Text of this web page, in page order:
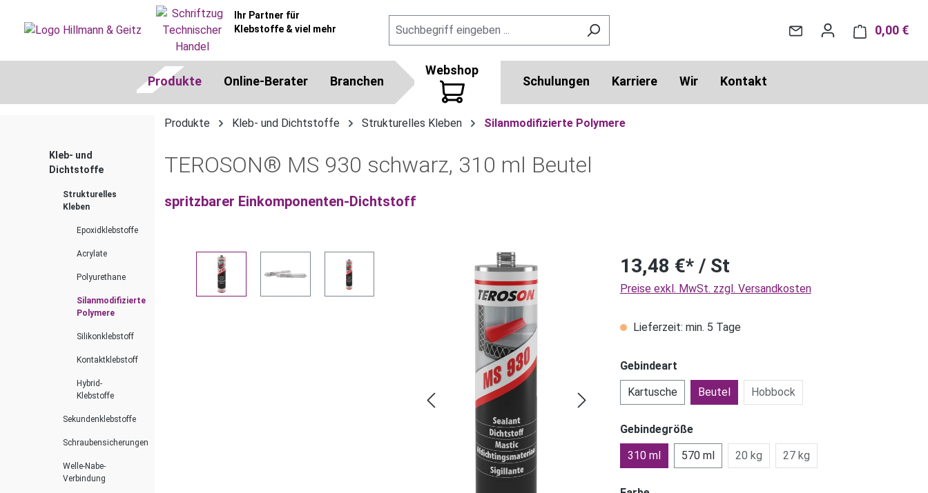
Zur Hauptnavigation springen
Ihr Partner für
Klebstoffe & viel mehr
0,00 €
Produkte Online-Berater Branchen
Webshop
Schulungen Karriere Wir Kontakt
Kleb- und
Dichtstoffe
Strukturelles
Kleben
Epoxidklebstoffe
Acrylate
Polyurethane
Silanmodifizierte
Polymere
Silikonklebstoff
Kontaktklebstoff
Hybrid-
Klebstoffe
Sekundenklebstoffe
Schraubensicherungen
Welle-Nabe-
Verbindung
Produkte Kleb- und Dichtstoffe Strukturelles Kleben Silanmodifizierte Polymere
TEROSON® MS 930 schwarz, 310 ml Beutel
spritzbarer Einkomponenten-Dichtstoff
Bildergalerie überspringen 13,48 €* / St
Preise exkl. MwSt. zzgl. Versandkosten
Lieferzeit: min. 5 Tage
Gebindeart
Kartusche
Beutel Hobbock
Gebindegröße
310 ml
570 ml 20 kg 27 kg